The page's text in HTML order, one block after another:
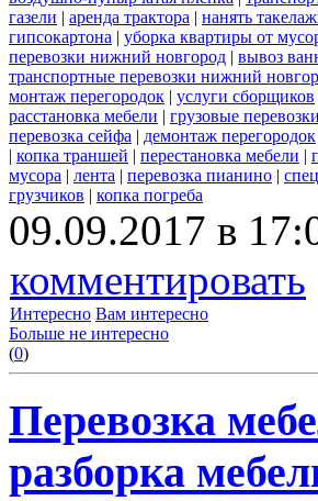
газели | аренда трактора | нанять
гипсокартона | уборка квартиры от
перевозки нижний новгород | вывоз
транспортные перевозки нижний
монтаж перегородок | услуги сборщиков
расстановка мебели | грузовые
перевозка сейфа | демонтаж перегородок
| копка траншей | перестановка мебели |
мусора | лента | перевозка пианино |
грузчиков | копка погреба
09.09.2017 в
комментировать
Интересно Вам интересно
Больше не интересно
(0)
Перевозка
разборка